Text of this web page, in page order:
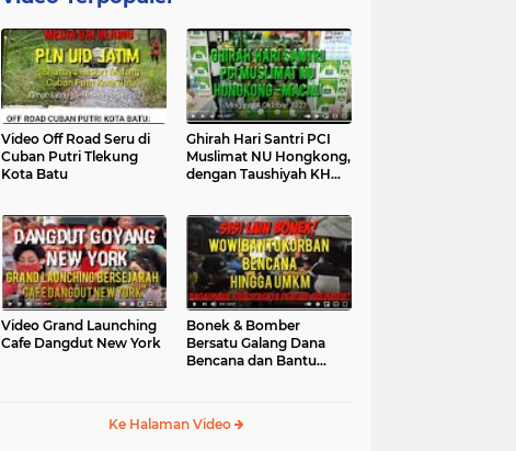
Video Off Road Seru di
Cuban Putri Tlekung
Kota Batu
Ghirah Hari Santri PCI
Muslimat NU Hongkong,
dengan Taushiyah KH
Video Grand Launching
Cafe Dangdut New York
Bonek & Bomber
Bersatu Galang Dana
Bencana dan Bantu
Ke Halaman Video